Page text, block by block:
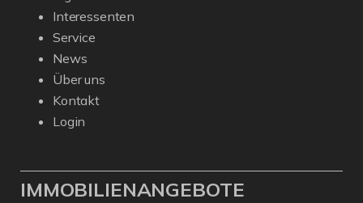
Interessenten
Service
News
Über uns
Kontakt
Login
IMMOBILIENANGEBOTE